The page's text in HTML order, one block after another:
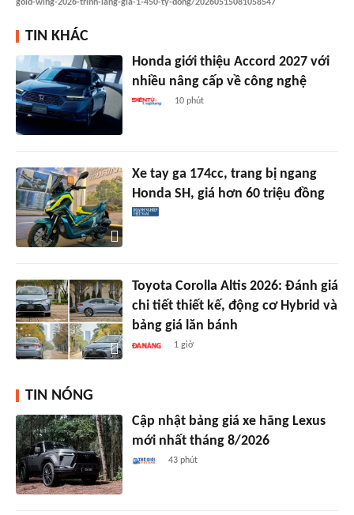
gold-wing-2026-trinh-lang-gia-1-450-ty-dong/20260515081058547
TIN KHÁC
Honda giới thiệu Accord 2027 với
nhiều nâng cấp về công nghệ
10 phút
Xe tay ga 174cc, trang bị ngang
Honda SH, giá hơn 60 triệu đồng
Toyota Corolla Altis 2026: Đánh giá
chi tiết thiết kế, động cơ Hybrid và
bảng giá lăn bánh
1 giờ
TIN NÓNG
Cập nhật bảng giá xe hãng Lexus
mới nhất tháng 8/2026
43 phút